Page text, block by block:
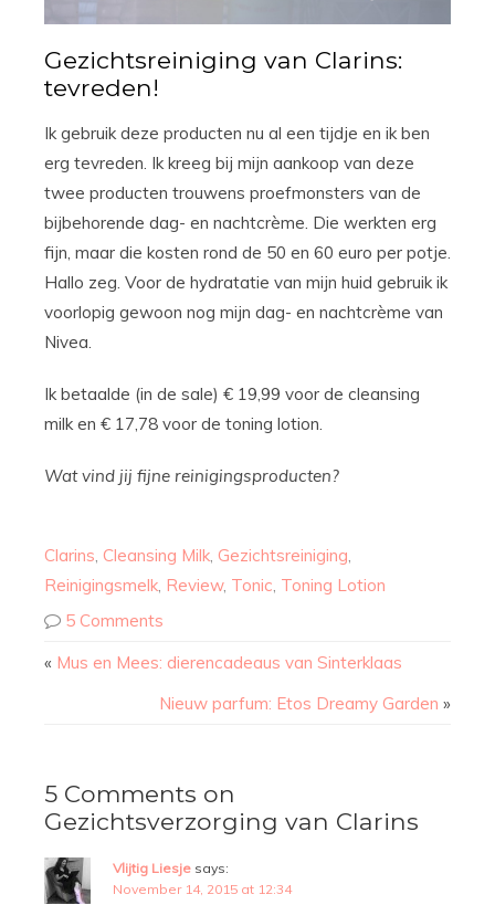
Gezichtsreiniging van Clarins:
tevreden!
Ik gebruik deze producten nu al een tijdje en ik ben
erg tevreden. Ik kreeg bij mijn aankoop van deze
twee producten trouwens proefmonsters van de
bijbehorende dag- en nachtcrème. Die werkten erg
fijn, maar die kosten rond de 50 en 60 euro per potje.
Hallo zeg. Voor de hydratatie van mijn huid gebruik ik
voorlopig gewoon nog mijn dag- en nachtcrème van
Nivea.
Ik betaalde (in de sale) € 19,99 voor de cleansing
milk en € 17,78 voor de toning lotion.
Wat vind jij fijne reinigingsproducten?
Clarins Cleansing Milk Gezichtsreiniging
Reinigingsmelk Review, Tonic Toning Lotion
5 Comments
« Mus en Mees: dierencadeaus van Sinterklaas
Nieuw parfum: Etos Dreamy Garden »
5 Comments on
Gezichtsverzorging van Clarins
Vlijtig Liesje says:
November 14, 2015 at 12:34